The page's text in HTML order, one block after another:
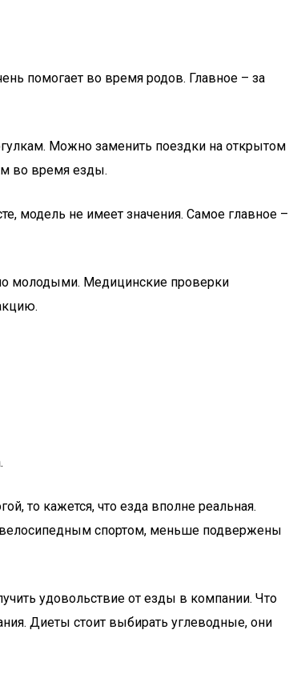
помогает во время родов. Главное – за
Можно заменить поездки на открытом
во время езды.
модель не имеет значения. Самое главное –
молодыми. Медицинские проверки
то кажется, что езда вполне реальная.
велосипедным спортом, меньше подвержены
удовольствие от езды в компании. Что
Диеты стоит выбирать углеводные, они